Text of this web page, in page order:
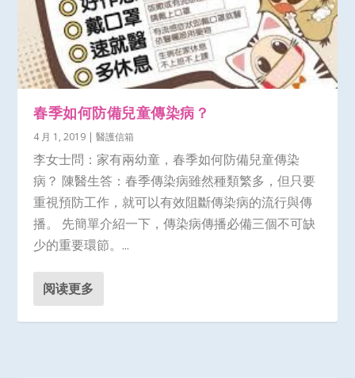
春季如何防備兒童傳染病？
4 月 1, 2019 |醫護信箱
李女士問：家有兩幼童，春季如何防備兒童傳染
病？ 陳醫生答：春季傳染病雖然種類繁多，但只要
重視預防工作，就可以有效阻斷傳染病的流行與傳
播。 先簡單介紹一下，傳染病傳播必備三個不可缺
少的重要環節。...
阅读更多